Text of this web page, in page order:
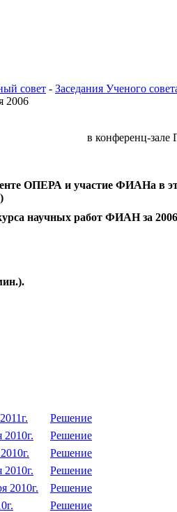
совет - Заседания Ученого
2006
в конференц-зале
ОПЕРА и участие ФИАНа в
научных работ ФИАН за 2006
Решение
2010г.
Решение
Решение
2010г.
Решение
2010г.
Решение
Решение